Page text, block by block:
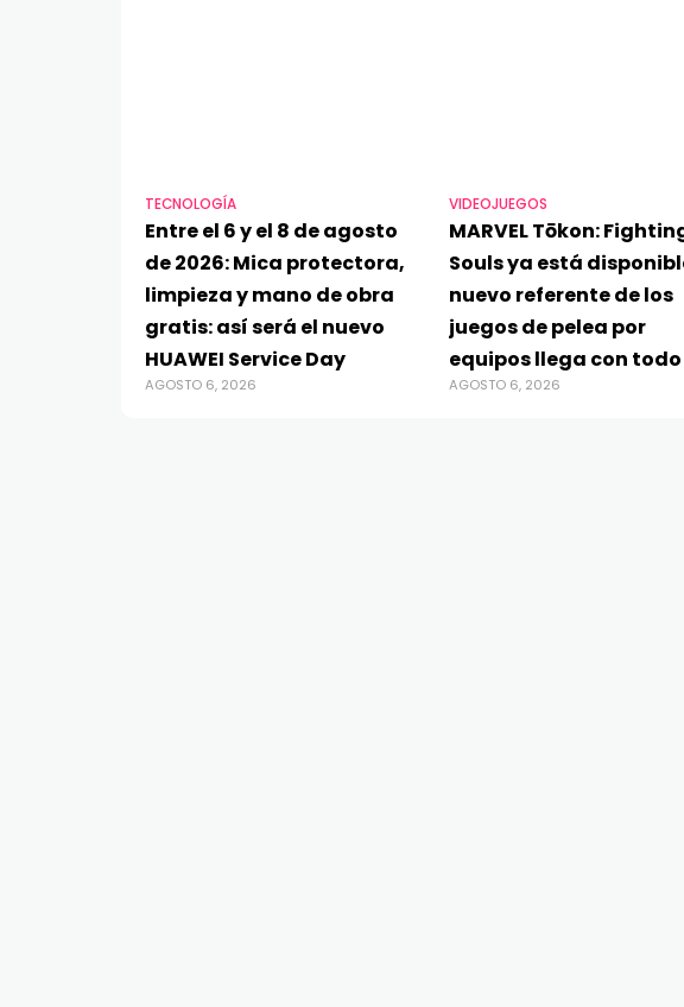
TECNOLOGÍA
Entre el 6 y el 8 de agosto
de 2026: Mica protectora,
limpieza y mano de obra
gratis: así será el nuevo
HUAWEI Service Day
AGOSTO 6, 2026
VIDEOJUEGOS
MARVEL Tōkon:
Souls ya está
nuevo referente de los
juegos de pelea por
equipos llega con todo
AGOSTO 6, 2026